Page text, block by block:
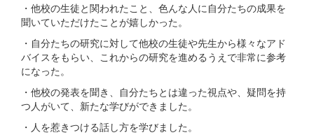
・他校の生徒と関われたこと、色んな人に自分たちの成果を
聞いていただけたことが嬉しかった。
・自分たちの研究に対して他校の生徒や先生から様々なアド
バイスをもらい、これからの研究を進めるうえで非常に参考
になった。
・他校の発表を聞き、自分たちとは違った視点や、疑問を持
つ人がいて、新たな学びができました。
・人を惹きつける話し方を学びました。